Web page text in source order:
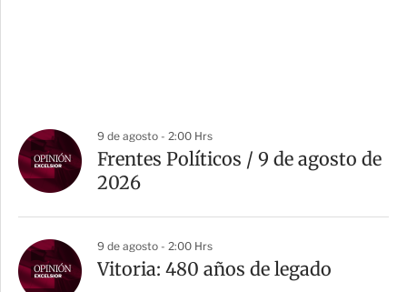
9 de agosto - 2:00 Hrs
Frentes Políticos / 9 de agosto de
2026
9 de agosto - 2:00 Hrs
Vitoria: 480 años de legado